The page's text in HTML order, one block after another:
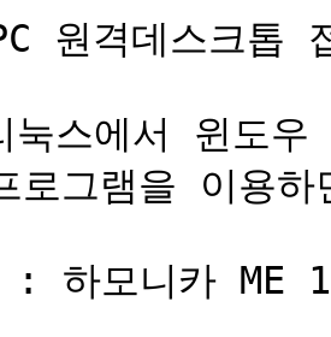
원격데스크톱
눅스에서 윈도
로그램을 이용
: 하모니카 ME